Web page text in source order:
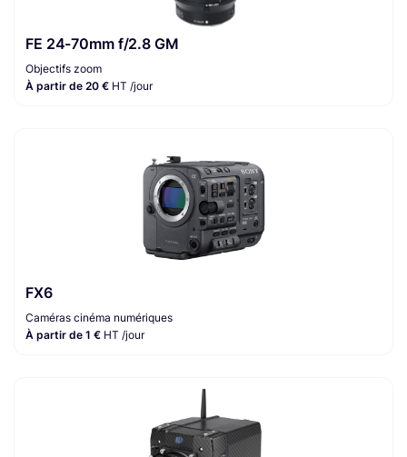
FE 24-70mm f/2.8 GM
Objectifs zoom
À partir de 20 € HT /jour
FX6
Caméras cinéma numériques
À partir de 1 € HT /jour